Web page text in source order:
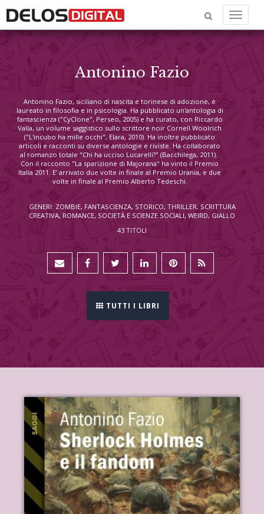
Menu
Antonino Fazio
Antonino Fazio, siciliano di nascita e torinese di adozione, è
laureato in filosofia e in psicologia. Ha pubblicato un'antologia di
fantascienza ("CyClone", Perseo, 2005) e ha curato, con Riccardo
Valla, un volume saggistico sullo scrittore noir Cornell Woolrich
("L'incubo ha mille occhi", Elara, 2010). Ha inoltre pubblicato
articoli e racconti su diverse antologie e riviste. Ha collaborato
al romanzo totale "Chi ha ucciso Lucarelli?" (Bacchilega, 2011).
Con il racconto "La sparizione di Majorana" ha vinto il Premio
Italia 2011. E’ arrivato due volte in finale al Premio Urania, e due
volte in finale al Premio Alberto Tedeschi.
GENERI: ZOMBIE, FANTASCIENZA, STORICO, THRILLER, SCRITTURA
CREATIVA, ROMANCE, SOCIETÀ E SCIENZE SOCIALI, WEIRD, GIALLO
43 TITOLI
TUTTI I LIBRI